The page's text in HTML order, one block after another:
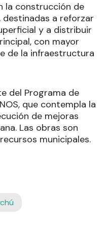
la construcción de
a reforzar
y a distribuir
con mayor
de la infraestructura
del Programa de
que contempla la
de mejoras
Las obras son
municipales.